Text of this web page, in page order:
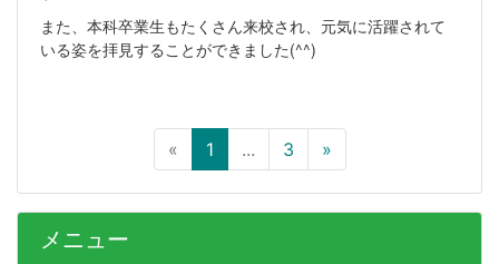
メニュー
また、本科卒業生もたくさん来校され、元気に活躍されて
いる姿を拝見することができました(^^)
« 1 ... 3 »